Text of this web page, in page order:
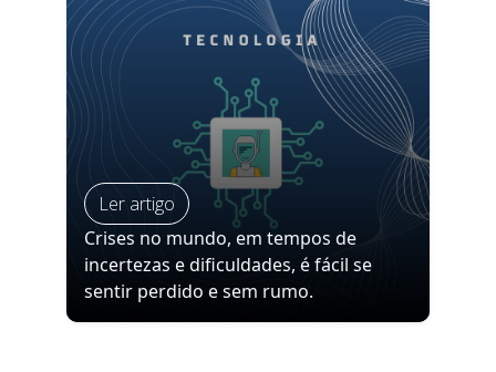
Ler artigo
Crises no mundo, em tempos de
incertezas e dificuldades, é fácil se
sentir perdido e sem rumo.